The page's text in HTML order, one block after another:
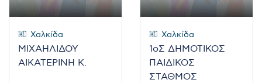
Χαλκίδα
ΜΙΧΑΗΛΙΔΟΥ
ΑΙΚΑΤΕΡΙΝΗ Κ.
Χαλκίδα
1οΣ ΔΗΜΟΤΙΚΟΣ
ΠΑΙΔΙΚΟΣ
ΣΤΑΘΜΟΣ